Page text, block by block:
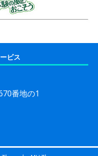
ビス
番地の1